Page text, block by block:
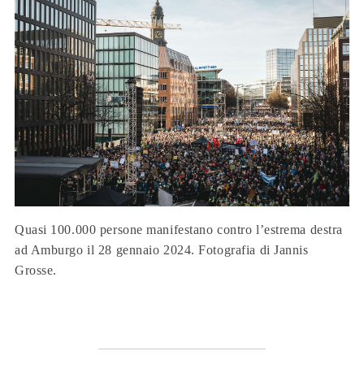
Quasi 100.000 persone manifestano contro l’estrema destra
ad Amburgo il 28 gennaio 2024. Fotografia di Jannis
Grosse.